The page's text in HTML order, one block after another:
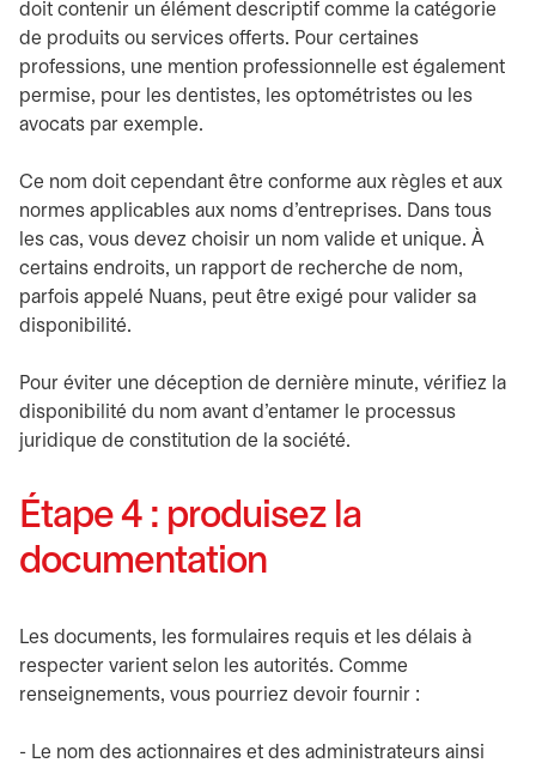
doit contenir un élément descriptif comme la catégorie
de produits ou services offerts. Pour certaines
professions, une mention professionnelle est également
permise, pour les dentistes, les optométristes ou les
avocats par exemple.
Ce nom doit cependant être conforme aux règles et aux
normes applicables aux noms d’entreprises. Dans tous
les cas, vous devez choisir un nom valide et unique. À
certains endroits, un rapport de recherche de nom,
parfois appelé Nuans, peut être exigé pour valider sa
disponibilité.
Pour éviter une déception de dernière minute, vérifiez la
disponibilité du nom avant d’entamer le processus
juridique de constitution de la société.
Étape 4 : produisez la
documentation
Les documents, les formulaires requis et les délais à
respecter varient selon les autorités. Comme
renseignements, vous pourriez devoir fournir :
- Le nom des actionnaires et des administrateurs ainsi